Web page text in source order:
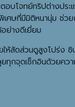
อบโจทย์ทริปต่างปร
ศษที่มีมิติหนานุ่ม ช่วย
ย่างดีเยี่ยม
ให้สัดส่วนดูสูงโปร่ง
ทุกจุดเช็กอินด้วยควา